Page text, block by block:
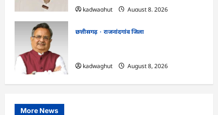
kadwaghut
August 8, 2026
छत्तीसगढ़
राजनांदगांव जिला
kadwaghut
August 8, 2026
More News